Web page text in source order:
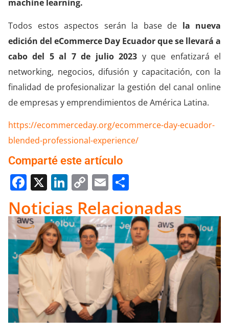
machine learning.
Todos estos aspectos serán la base de la nueva
edición del eCommerce Day Ecuador que se llevará a
cabo del 5 al 7 de julio 2023 y que enfatizará el
networking, negocios, difusión y capacitación, con la
finalidad de profesionalizar la gestión del canal online
de empresas y emprendimientos de América Latina.
https://ecommerceday.org/ecommerce-day-ecuador-
blended-professional-experience/
Comparté este artículo
Facebook
X LinkedIn
Copy
Link
Email
Noticias Relacionadas